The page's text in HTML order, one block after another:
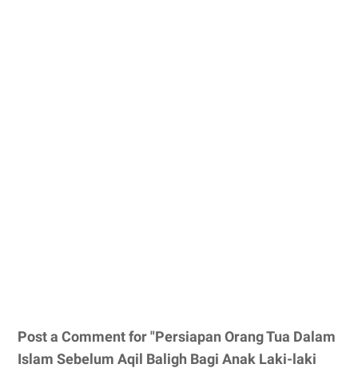
Post a Comment for "Persiapan Orang Tua Dalam
Islam Sebelum Aqil Baligh Bagi Anak Laki-laki